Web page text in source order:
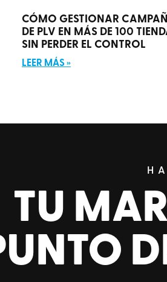
CÓMO GESTIONAR
DE PLV EN MÁS DE 100
SIN PERDER EL CONTROL
LEER MÁS »
TU